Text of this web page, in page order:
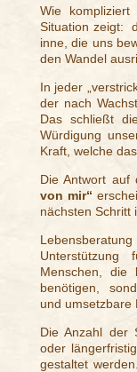
Wie
Situation zeigt:
inne, die uns
den Wandel
In jeder
der nach
Das schließt
Würdigung
Kraft, welche
Die Antwort auf
von mir“
nächsten Schritt
Menschen, die
benötigen,
und umsetzbare
Die Anzahl der
oder
gestaltet